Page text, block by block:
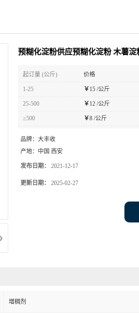
预糊化淀粉供应预糊化淀粉 木薯淀
起订量 (公斤) 价格
1-25 ￥ 15 /公斤
25-500 ￥ 12 /公斤
≥500 ￥8 /公斤
品牌： 大丰收
产地： 中国 西安
发布日期： 2021-12-17
更新日期： 2025-02-27
增稠剂